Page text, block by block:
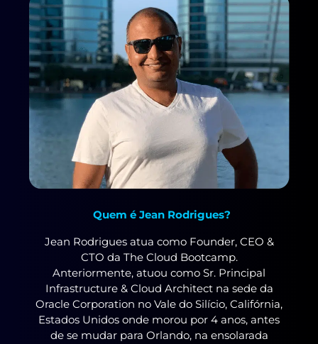
Quem é Jean Rodrigues?
Jean Rodrigues atua como Founder, CEO &
CTO da The Cloud Bootcamp.
Anteriormente, atuou como Sr. Principal
Infrastructure & Cloud Architect na sede da
Oracle Corporation no Vale do Silício, Califórnia,
Estados Unidos onde morou por 4 anos, antes
de se mudar para Orlando, na ensolarada